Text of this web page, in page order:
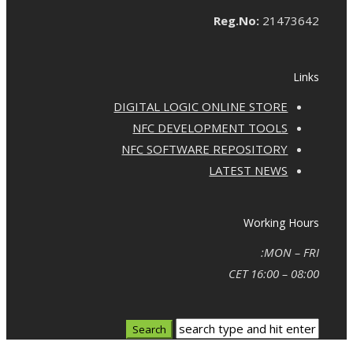
Reg.No: 21473642
Links
DIGITAL LOGIC ONLINE STORE
NFC DEVELOPMENT TOOLS
NFC SOFTWARE REPOSITORY
LATEST NEWS
Working Hours
MON – FRI:
08:00 – 16:00 CET